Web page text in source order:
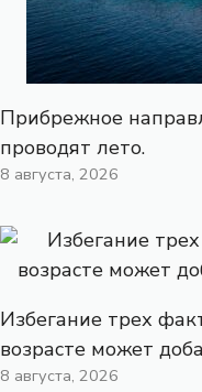
Прибрежное
проводят лето.
8 августа, 2026
Избегание трех
возрасте может
8 августа, 2026